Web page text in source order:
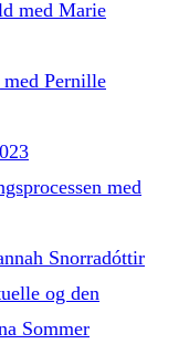
med Marie
Pernille
med
Snorradóttir
og den
Sommer